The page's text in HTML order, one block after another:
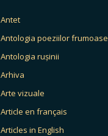
Antet
Antologia poeziilor frumoase
Antologia rușinii
Arhiva
Arte vizuale
Article en français
Articles in English